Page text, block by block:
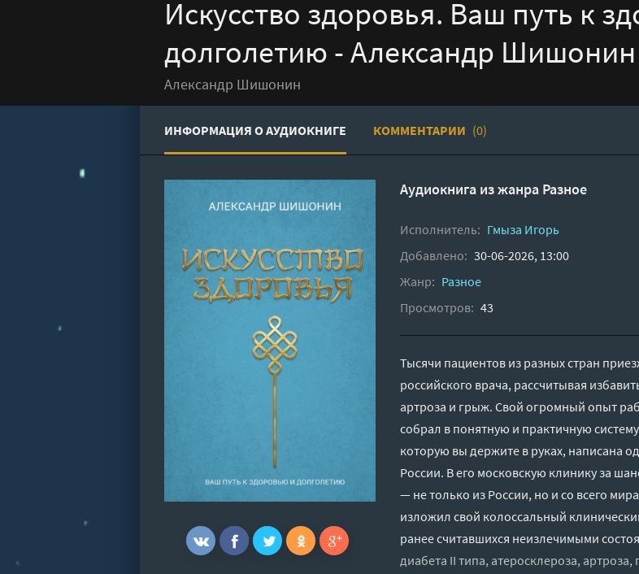
Искусство здоровья. Ваш путь к
долголетию - Александр Шишонин
Александр Шишонин
ИНФОРМАЦИЯ О АУДИОКНИГЕ КОММЕНТАРИИ (0)
Аудиокнига из жанра Разное
Исполнитель: Гмыза Игорь
Добавлено: 30-06-2026, 13:00
Жанр: Разное
Просмотров: 43
Тысячи пациентов из разных стран
российского врача, рассчитывая
артроза и грыж. Свой огромный опыт
собрал в понятную и практичную
которую вы держите в руках, написана
России. В его московскую клинику за
— не только из России, но и со всего
изложил свой колоссальный
ранее считавшихся неизлечимыми
диабета II типа, атеросклероза,